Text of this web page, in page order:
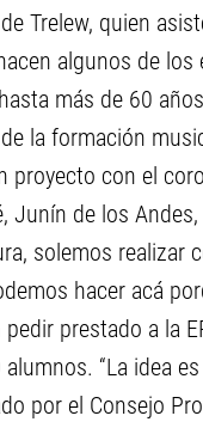
Trelew, quien
algunos de
más de 60
la formación
con el
Junín de los
solemos
hacer acá
prestado a la
“La idea
por el Consejo